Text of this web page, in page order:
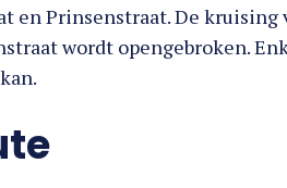
en Prinsenstraat. De kruising
wordt opengebroken.